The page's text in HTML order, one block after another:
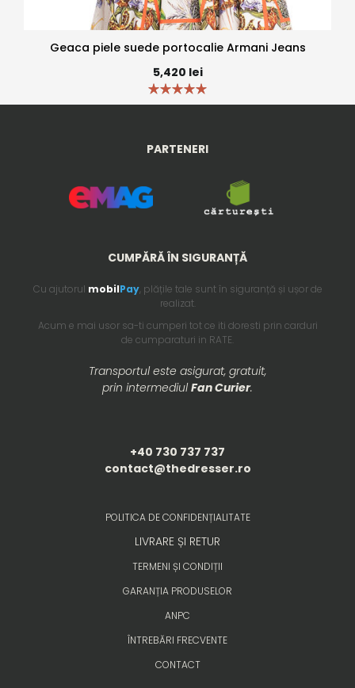
Geaca piele suede portocalie Armani Jeans
5,420 lei
PARTENERI
CUMPĂRĂ ÎN SIGURANȚĂ
Cu ajutorul mobilPay, plățile tale sunt în siguranță și ușor de
realizat.
Acum e mai usor sa-ti cumperi tot ce iti doresti prin carduri
de cumparaturi in RATE.
Transportul este asigurat, gratuit,
prin intermediulFan Curier.
+40 730 737 737
contact@thedresser.ro
POLITICA DE CONFIDENȚIALITATE
LIVRARE ȘI RETUR
TERMENI ȘI CONDIȚII
GARANȚIA PRODUSELOR
ANPC
ÎNTREBĂRI FRECVENTE
CONTACT